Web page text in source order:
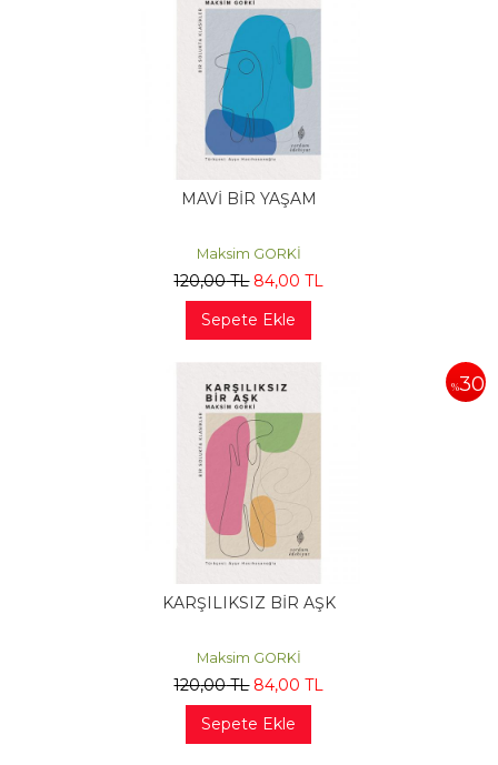
MAVİ BİR YAŞAM
Maksim GORKİ
120,00TL 84,00 TL
Sepete Ekle
%30
KARŞILIKSIZ BİR AŞK
Maksim GORKİ
120,00TL 84,00 TL
Sepete Ekle